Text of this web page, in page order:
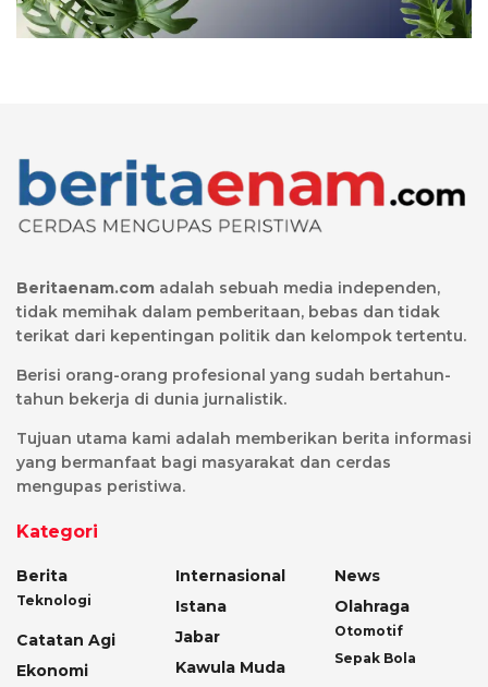
Beritaenam.com adalah sebuah media independen,
tidak memihak dalam pemberitaan, bebas dan tidak
terikat dari kepentingan politik dan kelompok tertentu.
Berisi orang-orang profesional yang sudah bertahun-
tahun bekerja di dunia jurnalistik.
Tujuan utama kami adalah memberikan berita informasi
yang bermanfaat bagi masyarakat dan cerdas
mengupas peristiwa.
Kategori
Berita
Teknologi
Catatan Agi
Ekonomi
Internasional
Istana
Jabar
Kawula Muda
News
Olahraga
Otomotif
Sepak Bola